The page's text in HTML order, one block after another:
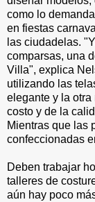
como lo
en fiestas
las ciudadelas.
comparsas, una
Villa", explica
utilizando las
elegante y la otra
costo y de la
Mientras que las
confeccionadas
Deben trabajar
talleres de
aún hay poco